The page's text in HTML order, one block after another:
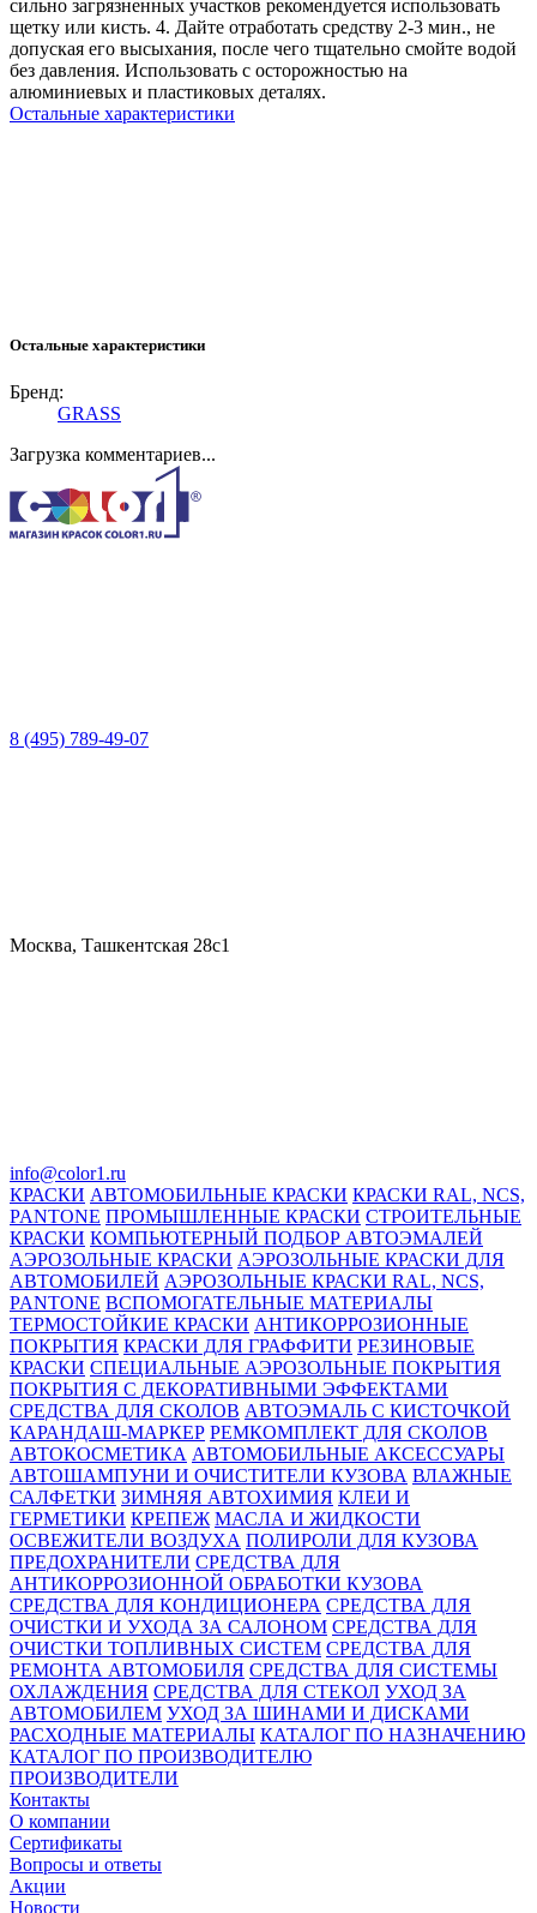
сильно загрязненных участков рекомендуется использовать
щетку или кисть. 4. Дайте отработать средству 2-3 мин., не
допуская его высыхания, после чего тщательно смойте водой
без давления. Использовать с осторожностью на
алюминиевых и пластиковых деталях.
Остальные характеристики
Остальные характеристики
Бренд:
GRASS
Загрузка комментариев...
8 (495) 789-49-07
Москва, Ташкентская 28с1
info@color1.ru
КРАСКИ АВТОМОБИЛЬНЫЕ КРАСКИ КРАСКИ RAL, NCS,
PANTONE ПРОМЫШЛЕННЫЕ КРАСКИ СТРОИТЕЛЬНЫЕ
КРАСКИ КОМПЬЮТЕРНЫЙ ПОДБОР АВТОЭМАЛЕЙ
АЭРОЗОЛЬНЫЕ КРАСКИ АЭРОЗОЛЬНЫЕ КРАСКИ ДЛЯ
АВТОМОБИЛЕЙ АЭРОЗОЛЬНЫЕ КРАСКИ RAL, NCS,
PANTONE ВСПОМОГАТЕЛЬНЫЕ МАТЕРИАЛЫ
ТЕРМОСТОЙКИЕ КРАСКИ АНТИКОРРОЗИОННЫЕ
ПОКРЫТИЯ КРАСКИ ДЛЯ ГРАФФИТИ РЕЗИНОВЫЕ
КРАСКИ СПЕЦИАЛЬНЫЕ АЭРОЗОЛЬНЫЕ ПОКРЫТИЯ
ПОКРЫТИЯ С ДЕКОРАТИВНЫМИ ЭФФЕКТАМИ
СРЕДСТВА ДЛЯ СКОЛОВ АВТОЭМАЛЬ С КИСТОЧКОЙ
КАРАНДАШ-МАРКЕР РЕМКОМПЛЕКТ ДЛЯ СКОЛОВ
АВТОКОСМЕТИКА АВТОМОБИЛЬНЫЕ АКСЕССУАРЫ
АВТОШАМПУНИ И ОЧИСТИТЕЛИ КУЗОВА ВЛАЖНЫЕ
САЛФЕТКИ ЗИМНЯЯ АВТОХИМИЯ КЛЕИ И
ГЕРМЕТИКИ КРЕПЕЖ МАСЛА И ЖИДКОСТИ
ОСВЕЖИТЕЛИ ВОЗДУХА ПОЛИРОЛИ ДЛЯ КУЗОВА
ПРЕДОХРАНИТЕЛИ СРЕДСТВА ДЛЯ
АНТИКОРРОЗИОННОЙ ОБРАБОТКИ КУЗОВА
СРЕДСТВА ДЛЯ КОНДИЦИОНЕРА СРЕДСТВА ДЛЯ
ОЧИСТКИ И УХОДА ЗА САЛОНОМ СРЕДСТВА ДЛЯ
ОЧИСТКИ ТОПЛИВНЫХ СИСТЕМ СРЕДСТВА ДЛЯ
РЕМОНТА АВТОМОБИЛЯ СРЕДСТВА ДЛЯ СИСТЕМЫ
ОХЛАЖДЕНИЯ СРЕДСТВА ДЛЯ СТЕКОЛ УХОД ЗА
АВТОМОБИЛЕМ УХОД ЗА ШИНАМИ И ДИСКАМИ
РАСХОДНЫЕ МАТЕРИАЛЫ КАТАЛОГ ПО НАЗНАЧЕНИЮ
КАТАЛОГ ПО ПРОИЗВОДИТЕЛЮ
ПРОИЗВОДИТЕЛИ
Контакты
О компании
Сертификаты
Вопросы и ответы
Акции
Новости